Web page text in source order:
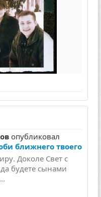
опубликовал
ближнего твоего
Доколе Свет с
будете сынами